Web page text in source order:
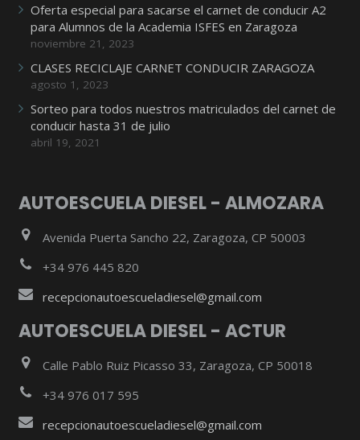
Oferta especial para sacarse el carnet de conducir A2
para Alumnos de la Academia ISFES en Zaragoza
noviembre 21, 2023
CLASES RECICLAJE CARNET CONDUCIR ZARAGOZA
agosto 1, 2023
Sorteo para todos nuestros matriculados del carnet de
conducir hasta 31 de julio
abril 19, 2021
AUTOESCUELA DIESEL - ALMOZARA
Avenida Puerta Sancho 22, Zaragoza, CP 50003
+34 976 445 820
recepcionautoescueladiesel@gmail.com
AUTOESCUELA DIESEL - ACTUR
Calle Pablo Ruiz Picasso 33, Zaragoza, CP 50018
+34 976 017 595
recepcionautoescueladiesel@gmail.com